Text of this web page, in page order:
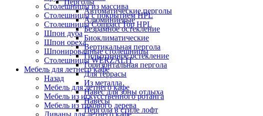
Перголы
Автоматические перголы
Алюминиевые
Безрамное остекление
Биоклиматические
Вертикальная пергола
Гильотинное остекление
Горизонтальная пергола
Для террасы
Из металла
Навес для зоны отдыха
Навесы
Пергола в стиле лофт
Столешницы из массива
Столешницы с покрытием HPL
Столешницы Сompact Top HPL
Шпон дуба
Шпон ореха
Шпонированные столешницы
Столешницы WERZALIT
Мебель для летнего кафе
Назад
Мебель для летнего кафе
Мебель из искусственного ротанга
Мебель из тикового дерева
Диваны для летнего кафе